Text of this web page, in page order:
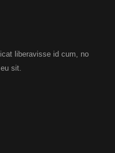
liberavisse id cum, no
sit.